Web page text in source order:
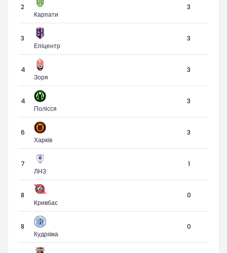
2
Карпати
3
3
Епіцентр
3
4
Зоря
3
4
Полісся
3
6
Харків
3
7
ЛНЗ
1
8
Кривбас
0
8
Кудрівка
0